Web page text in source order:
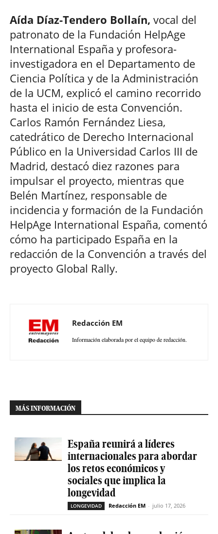
Aída Díaz-Tendero Bollaín, vocal del
patronato de la Fundación HelpAge
International España y profesora-
investigadora en el Departamento de
Ciencia Política y de la Administración
de la UCM, explicó el camino recorrido
hasta el inicio de esta Convención.
Carlos Ramón Fernández Liesa,
catedrático de Derecho Internacional
Público en la Universidad Carlos III de
Madrid, destacó diez razones para
impulsar el proyecto, mientras que
Belén Martínez, responsable de
incidencia y formación de la Fundación
HelpAge International España, comentó
cómo ha participado España en la
redacción de la Convención a través del
proyecto Global Rally.
Redacción EM
Información elaborada por el equipo de redacción.
MÁS INFORMACIÓN
España reunirá a líderes
internacionales para abordar
los retos económicos y
sociales que implica la
longevidad
LONGEVIDAD Redacción EM - julio 17, 2026